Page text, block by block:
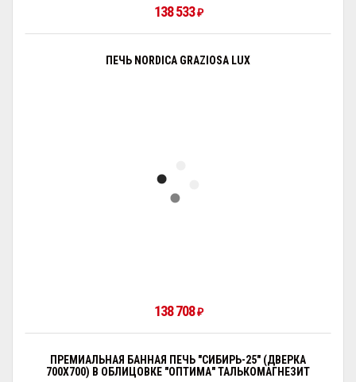
138 533₽
ПЕЧЬ NORDICA GRAZIOSA LUX
138 708₽
ПРЕМИАЛЬНАЯ БАННАЯ ПЕЧЬ "СИБИРЬ-25" (ДВЕРКА
700Х700) В ОБЛИЦОВКЕ "ОПТИМА" ТАЛЬКОМАГНЕЗИТ